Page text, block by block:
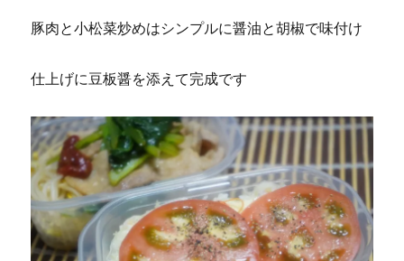
豚肉と小松菜炒めはシンプルに醤油と胡椒で味付け
仕上げに豆板醤を添えて完成です